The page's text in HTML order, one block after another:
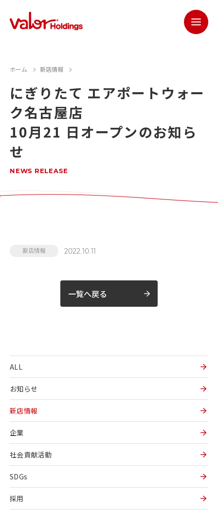
ホーム 新店情報
にぎりたて エアポートウォー
ク名古屋店
10月21 日オープンのお知ら
せ
NEWS RELEASE
ALL
お知らせ
新店情報
企業
社会貢献活動
SDGs
採用
新店情報 2022.10.11
一覧へ戻る